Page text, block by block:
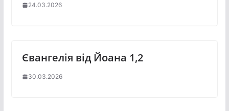
24.03.2026
Євангелія від Йоана 1,2
30.03.2026